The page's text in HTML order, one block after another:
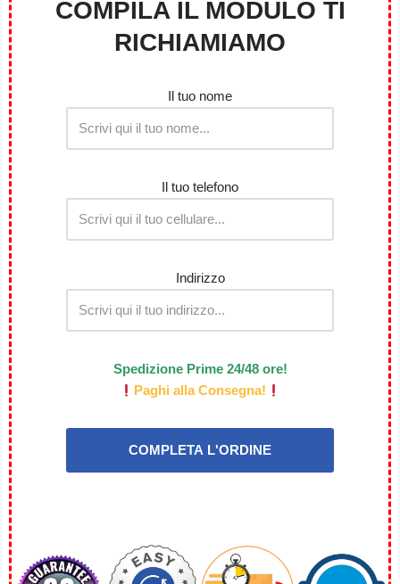
COMPILA IL MODULO TI
RICHIAMIAMO
Il tuo nome
Il tuo telefono
Indirizzo
Spedizione Prime 24/48 ore!
Paghi alla Consegna!